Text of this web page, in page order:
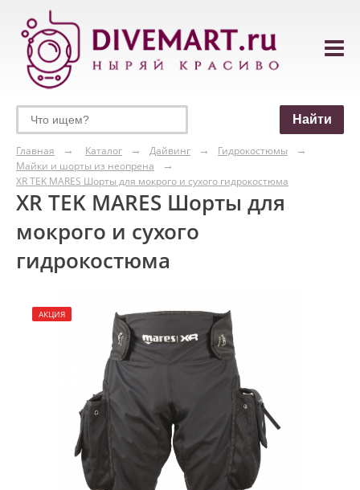
Главная Каталог Дайвинг
Гидрокостюмы
Майки и шорты из неопрена
XR TEK MARES Шорты для мокрого и сухого гидрокостюма
XR TEK MARES Шорты для
мокрого и сухого
гидрокостюма
АКЦИЯ